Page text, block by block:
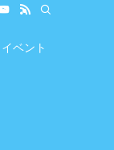
イベント